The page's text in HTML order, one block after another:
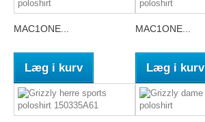
MAC1ONE...
Læg i kurv
MAC1ONE...
Læg i kurv